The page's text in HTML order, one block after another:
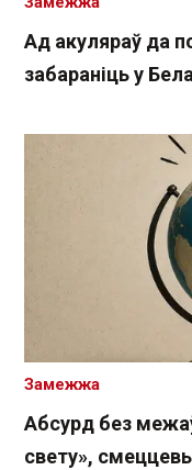
Ад акуляраў да
забараніць у
Абсурд без
свету»,
Замежжа